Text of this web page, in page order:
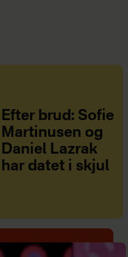
Efter brud: Sofie
Martinusen og
Daniel Lazrak
har datet i skjul